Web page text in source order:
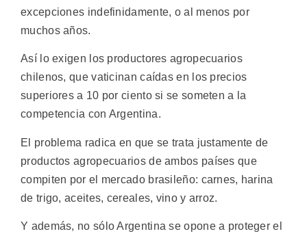
excepciones indefinidamente, o al menos por
muchos años.
Así lo exigen los productores agropecuarios
chilenos, que vaticinan caídas en los precios
superiores a 10 por ciento si se someten a la
competencia con Argentina.
El problema radica en que se trata justamente de
productos agropecuarios de ambos países que
compiten por el mercado brasileño: carnes, harina
de trigo, aceites, cereales, vino y arroz.
Y además, no sólo Argentina se opone a proteger el